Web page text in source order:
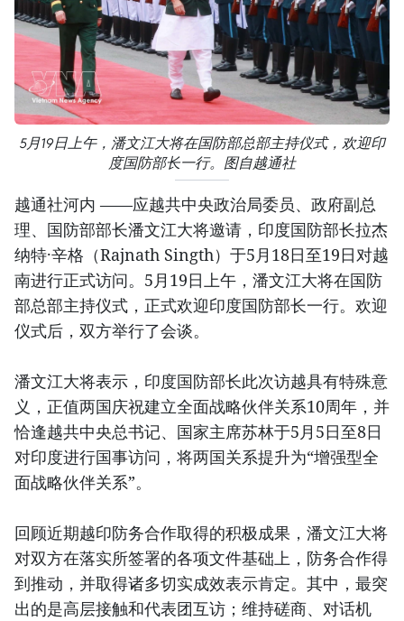
5月19日上午，潘文江大将在国防部总部主持仪式，欢迎印
度国防部长一行。图自越通社
越通社河内 ——应越共中央政治局委员、政府副总
理、国防部部长潘文江大将邀请，印度国防部长拉杰
纳特·辛格（Rajnath Singth）于5月18日至19日对越
南进行正式访问。5月19日上午，潘文江大将在国防
部总部主持仪式，正式欢迎印度国防部长一行。欢迎
仪式后，双方举行了会谈。
潘文江大将表示，印度国防部长此次访越具有特殊意
义，正值两国庆祝建立全面战略伙伴关系10周年，并
恰逢越共中央总书记、国家主席苏林于5月5日至8日
对印度进行国事访问，将两国关系提升为“增强型全
面战略伙伴关系”。
回顾近期越印防务合作取得的积极成果，潘文江大将
对双方在落实所签署的各项文件基础上，防务合作得
到推动，并取得诸多切实成效表示肯定。其中，最突
出的是高层接触和代表团互访；维持磋商、对话机